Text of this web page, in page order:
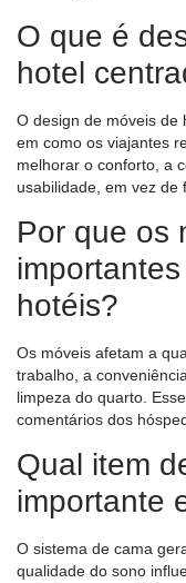
O que é
hotel
O design de móveis de
em como os viajantes
melhorar o conforto, a
usabilidade, em vez de
Por que os
hotéis?
Os móveis afetam a
trabalho, a
limpeza do quarto.
comentários dos
Qual item
importante
O sistema de cama
qualidade do sono